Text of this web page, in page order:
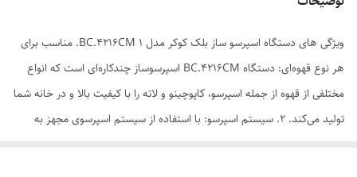
ویژگی های دستگاه اسپرسو ساز بلک کوکر مدل BC.4216CM 1. مناسب برای
هر نوع قهوه‌ای: دستگاه BC.4216CM اسپرسوساز چندکاره‌ای است که انواع
مختلفی از قهوه از جمله اسپرسو، کاپوچینو و لاته را با کیفیت بالا و در خانه شما
تولید می‌کند. 2. سیستم اسپرسو: با استفاده از سیستم اسپرسوی مجهز به